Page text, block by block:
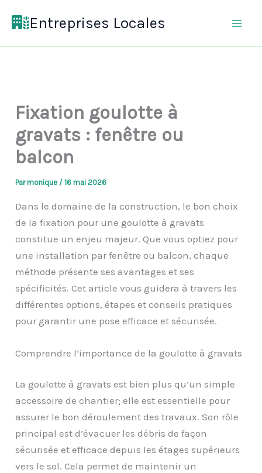
Entreprises Locales
Fixation goulotte à
gravats : fenêtre ou
balcon
Parmonique /16 mai 2026
Dans le domaine de la construction, le bon choix
de la fixation pour une goulotte à gravats
constitue un enjeu majeur. Que vous optiez pour
une installation par fenêtre ou balcon, chaque
méthode présente ses avantages et ses
spécificités. Cet article vous guidera à travers les
différentes options, étapes et conseils pratiques
pour garantir une pose efficace et sécurisée.
Comprendre l’importance de la goulotte à gravats
La goulotte à gravats est bien plus qu’un simple
accessoire de chantier; elle est essentielle pour
assurer le bon déroulement des travaux. Son rôle
principal est d’évacuer les débris de façon
sécurisée et efficace depuis les étages supérieurs
vers le sol. Cela permet de maintenir un